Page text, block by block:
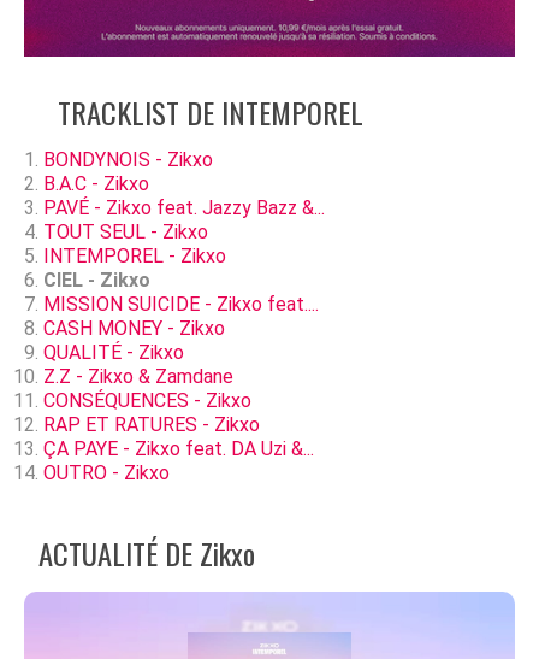
TRACKLIST DE INTEMPOREL
BONDYNOIS - Zikxo
B.A.C - Zikxo
PAVÉ - Zikxo feat. Jazzy Bazz &...
TOUT SEUL - Zikxo
INTEMPOREL - Zikxo
CIEL - Zikxo
MISSION SUICIDE - Zikxo feat....
CASH MONEY - Zikxo
QUALITÉ - Zikxo
Z.Z - Zikxo & Zamdane
CONSÉQUENCES - Zikxo
RAP ET RATURES - Zikxo
ÇA PAYE - Zikxo feat. DA Uzi &...
OUTRO - Zikxo
ACTUALITÉ DE Zikxo